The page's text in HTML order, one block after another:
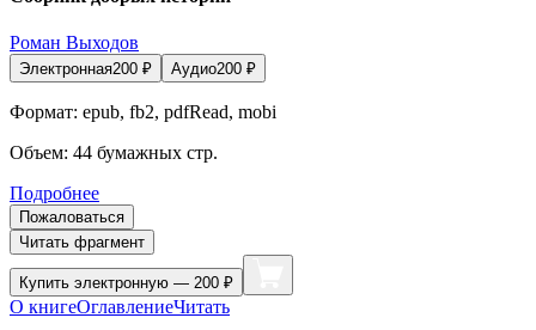
Роман Выходов
Электронная200 ₽ Аудио200 ₽
Формат: epub, fb2, pdfRead, mobi
Объем: 44 бумажных стр.
Подробнее
Пожаловаться
Читать фрагмент
Купить электронную — 200 ₽
О книгеОглавлениеЧитать